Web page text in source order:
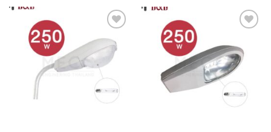
Add to
wishlist
Add to
wishlist